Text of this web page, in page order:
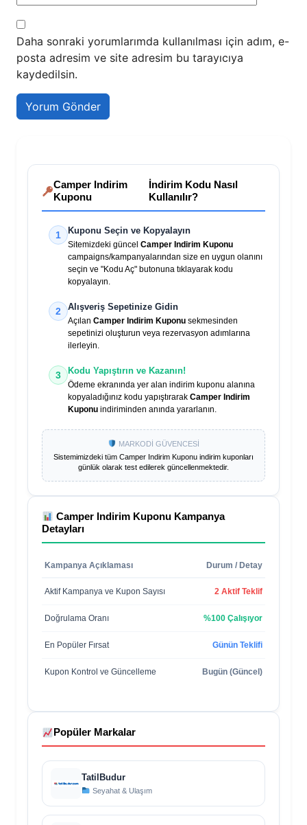
Daha sonraki yorumlarımda kullanılması için adım, e-
posta adresim ve site adresim bu tarayıcıya
kaydedilsin.
Camper Indirim
Kuponu
İndirim Kodu Nasıl
Kullanılır?
1 Kuponu Seçin ve Kopyalayın
Sitemizdeki güncel Camper Indirim Kuponu
campaigns/kampanyalarından size en uygun olanını
seçin ve "Kodu Aç" butonuna tıklayarak kodu
kopyalayın.
2 Alışveriş Sepetinize Gidin
Açılan Camper Indirim Kuponu sekmesinden
sepetinizi oluşturun veya rezervasyon adımlarına
ilerleyin.
3 Kodu Yapıştırın ve Kazanın!
Ödeme ekranında yer alan indirim kuponu alanına
kopyaladığınız kodu yapıştırarak Camper Indirim
Kuponu indiriminden anında yararlanın.
MARKODİ GÜVENCESİ
Sistemimizdeki tüm Camper Indirim Kuponu indirim kuponları
günlük olarak test edilerek güncellenmektedir.
Camper Indirim Kuponu Kampanya
Detayları
Kampanya Açıklaması Durum / Detay
Aktif Kampanya ve Kupon Sayısı 2 Aktif Teklif
Doğrulama Oranı %100 Çalışıyor
En Popüler Fırsat Günün Teklifi
Kupon Kontrol ve Güncelleme Bugün (Güncel)
Popüler Markalar
TatilBudur
Seyahat & Ulaşım